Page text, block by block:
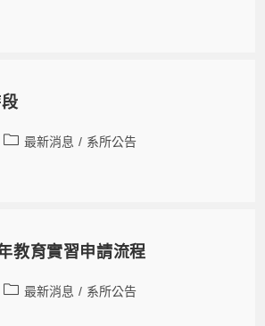
最新消息 / 系所公告
教育實習申請流程
最新消息 / 系所公告